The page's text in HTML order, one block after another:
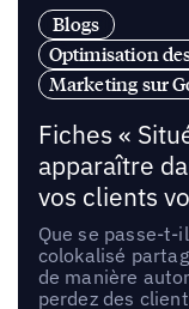
Blogs
Optimisation
Marketing sur
Fiches «
apparaître
vos clients
Que se passe-t-
colokalisé
de manière
perdez des